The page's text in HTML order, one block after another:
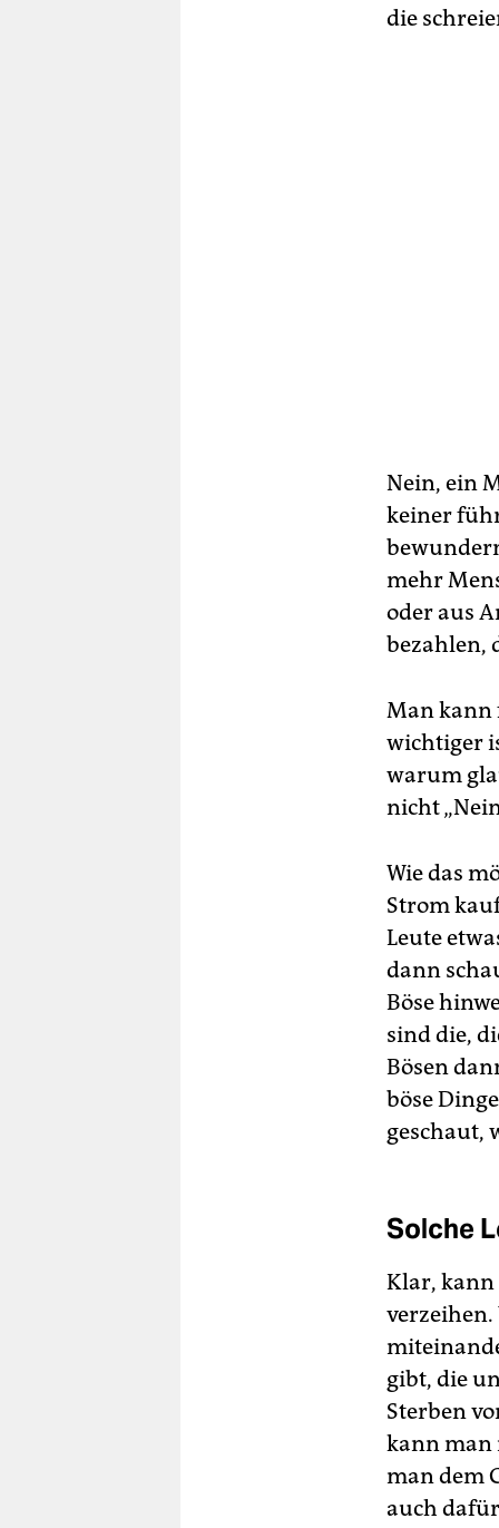
die
Nein, ein
keiner
mehr
oder aus
bezahlen,
Man kann
wichtiger
warum
nicht
Wie das
Strom
Leute
dann
Böse
sind die,
Bösen
böse
geschaut,
Solche
Klar, kann
gibt, die
Sterben
kann man
man dem
auch